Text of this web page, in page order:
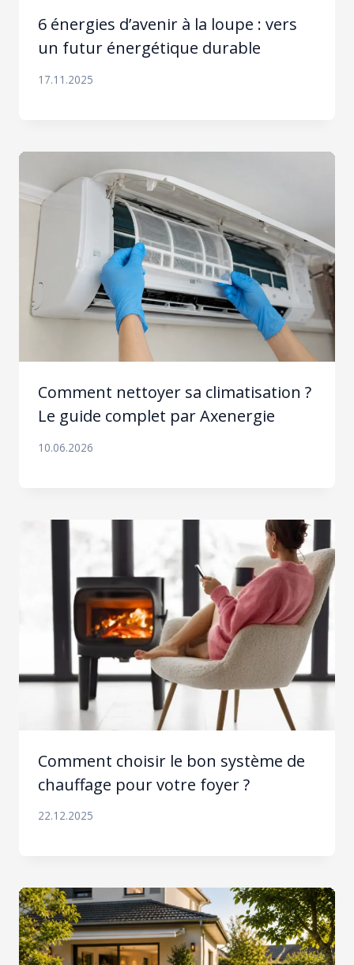
6 énergies d’avenir à la loupe : vers
un futur énergétique durable
17.11.2025
Comment nettoyer sa climatisation ?
Le guide complet par Axenergie
10.06.2026
Comment choisir le bon système de
chauffage pour votre foyer ?
22.12.2025